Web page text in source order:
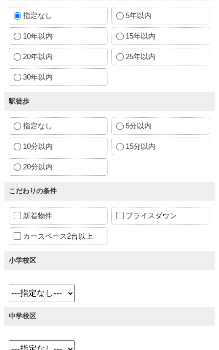
指定なし 5年以内
10年以内 15年以内
20年以内 25年以内
30年以内
駅徒歩
指定なし 5分以内
10分以内 15分以内
20分以内
こだわりの条件
新着物件 プライスダウン
カースペース2台以上
小学校区
中学校区